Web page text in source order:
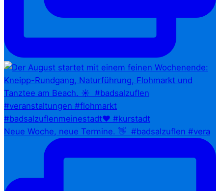
Neue Woche, neue Termine. 👋⁠ ⁠ #badsalzuflen #vera